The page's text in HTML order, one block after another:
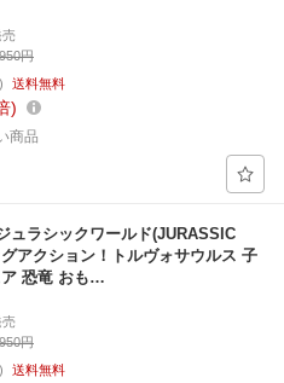
売
円
送料無料
商品
ュラシックワールド(JURASSIC
アクション！トルヴォサウルス 子
恐竜 おも…
売
円
送料無料